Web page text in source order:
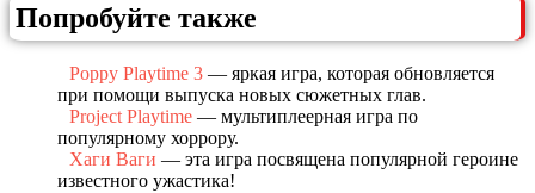
Попробуйте также
Poppy Playtime 3 — яркая игра, которая обновляется
при помощи выпуска новых сюжетных глав.
Project Playtime — мультиплеерная игра по
популярному хоррору.
Хаги Ваги — эта игра посвящена популярной героине
известного ужастика!